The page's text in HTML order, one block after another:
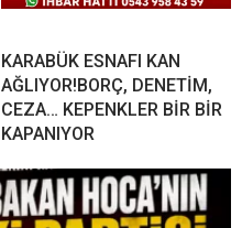
KARABÜK ESNAFI KAN
AĞLIYOR!BORÇ, DENETİM,
CEZA… KEPENKLER BİR BİR
KAPANIYOR